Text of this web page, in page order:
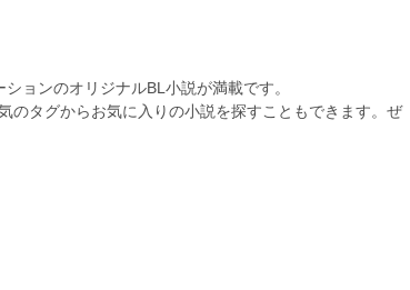
ョンのオリジナルBL小説が満載です。
のタグからお気に入りの小説を探すこともできます。ぜ